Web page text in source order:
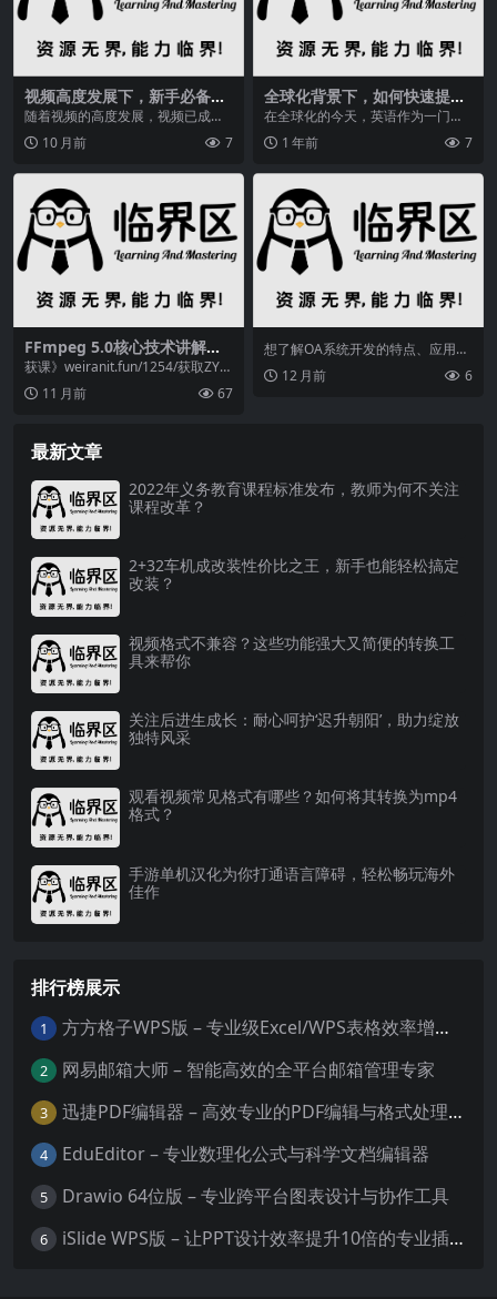
视频高度发展下，新手必备的
视频制作软件指南及影忆介绍
随着视频的高度发展，视频已成为
一种重要的工具，用以学习娱乐、
记录生活点滴以及传递...
10 月前 7
全球化背景下，如何快速提升
英语水平？这些方法和工具告
诉你
在全球化的今天，英语作为一门国
际通用语言，其重要性不言而喻。
无论是为了升学考试、...
1 年前 7
FFmpeg 5.0核心技术讲解及
播放器开发实战，你了解多
少？
获课》weiranit.fun/1254/获取ZY↑
↑方打开链接↑↑在多媒体技术...
11 月前 67
想了解OA系统开发的特点、应用场
景及实现要点？本文通俗易懂地解
析OA开发的核心内...
12 月前 6
最新文章
2022年义务教育课程标准发布，教师为何不关注
课程改革？
2+32车机成改装性价比之王，新手也能轻松搞定
改装？
视频格式不兼容？这些功能强大又简便的转换工
具来帮你
关注后进生成长：耐心呵护‘迟升朝阳’，助力绽放
独特风采
观看视频常见格式有哪些？如何将其转换为mp4
格式？
手游单机汉化为你打通语言障碍，轻松畅玩海外
佳作
排行榜展示
1 方方格子WPS版 – 专业级Excel/WPS表格效率增强插件
2 网易邮箱大师 – 智能高效的全平台邮箱管理专家
3 迅捷PDF编辑器 – 高效专业的PDF编辑与格式处理工具
4 EduEditor – 专业数理化公式与科学文档编辑器
5 Drawio 64位版 – 专业跨平台图表设计与协作工具
6 iSlide WPS版 – 让PPT设计效率提升10倍的专业插件